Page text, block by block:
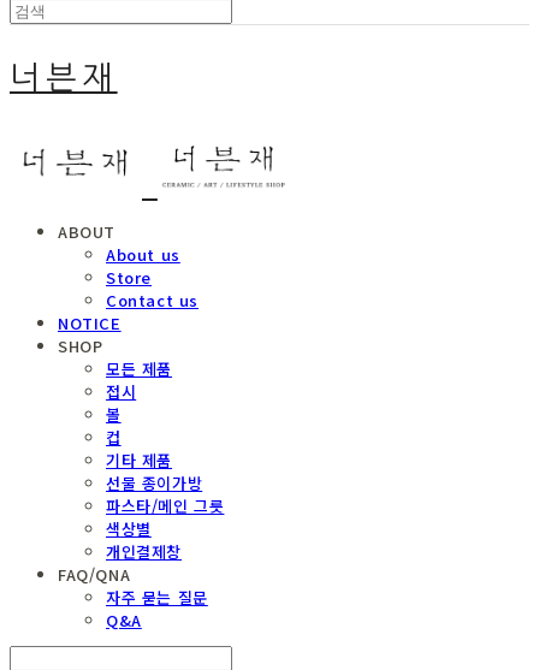
너븐재
ABOUT
About us
Store
Contact us
NOTICE
SHOP
모든 제품
접시
볼
컵
기타 제품
선물 종이가방
파스타/메인 그릇
색상별
개인결제창
FAQ/QNA
자주 묻는 질문
Q&A